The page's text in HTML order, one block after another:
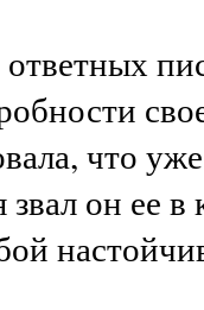
что
звал он ее